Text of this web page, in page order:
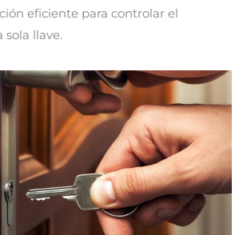
eficiente para controlar el
sola llave.